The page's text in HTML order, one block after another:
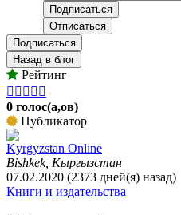
Подписаться
Назад в блог
Рейтинг
    
0 голос(а,ов)
Публикатор
Kyrgyzstan Online
Bishkek, Кыргызстан
07.02.2020 (2373 дней(я) назад)
Книги и издательства